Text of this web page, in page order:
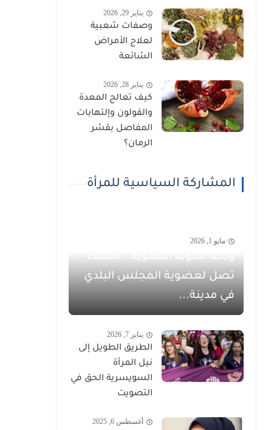
يناير 29, 2026
وصفات شعبية
لعلاج الأمراض
الشائعة
يناير 28, 2026
كيف تعالج المعدة
والقولون وإلتهابات
المفاصل بقشر
الرمان؟
المشاركة السياسية للمرأة
مايو 1, 2026
وداعاً للكوتة النسوية.. النساء
تصل لعضوية المجلس البلدي
في مدينة...
يناير 7, 2026
الطريق الطويل إلى
نيل المرأة
السويسرية الحق في
التصويت
أغسطس 6, 2025